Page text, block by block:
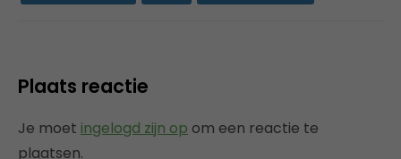
Plaats reactie
Je moet ingelogd zijn op om een reactie te
plaatsen.